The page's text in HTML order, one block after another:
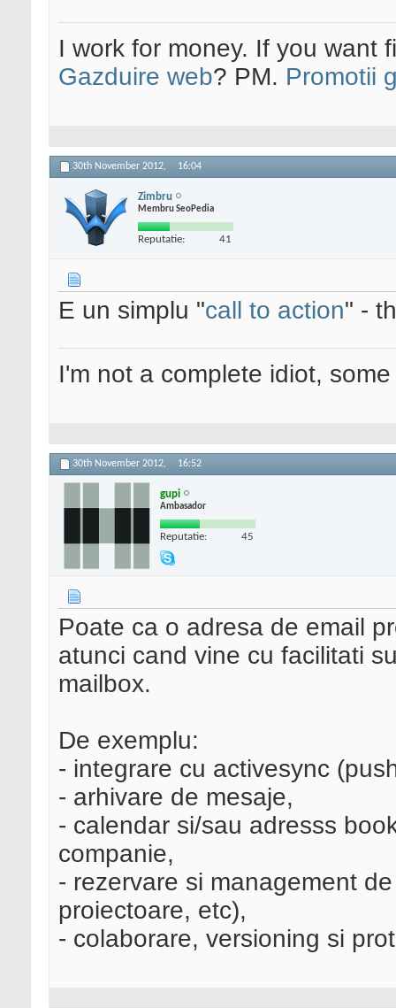
I work for money. If you want
Gazduire web? PM. Promotii
30th November 2012, 16:04
Zimbru
Membru SeoPedia
Reputatie: 41
E un simplu "call to action" -
I'm not a complete idiot,
30th November 2012, 16:52
gupi
Ambasador
Reputatie: 45
Poate ca o adresa de email
atunci cand vine cu facilitati
mailbox.
De exemplu:
- integrare cu activesync
- arhivare de mesaje,
- calendar si/sau adresss
companie,
- rezervare si management
proiectoare, etc),
- colaborare, versioning si